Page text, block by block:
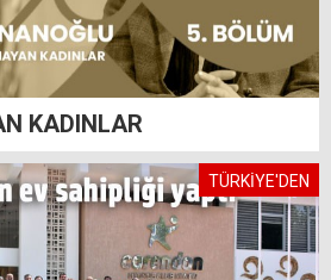
KADINLAR
TÜRKİYE'DEN